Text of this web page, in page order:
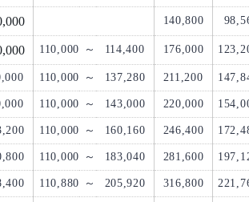
140,800
110,000 ～ 114,400 176,000
110,000 ～ 137,280 211,200
110,000 ～ 143,000 220,000
110,000 ～ 160,160 246,400
110,000 ～ 183,040 281,600
110,880 ～ 205,920 316,800